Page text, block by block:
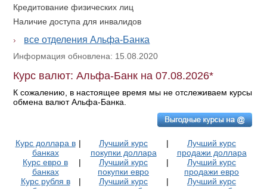
Кредитование физических лиц
Наличие доступа для инвалидов
все отделения Альфа-Банка
Информация обновлена: 15.08.2020
Курс валют: Альфа-Банк на 07.08.2026*
К сожалению, в настоящее время мы не отслеживаем курсы
обмена валют Альфа-Банка.
Курс доллара в
банках
|
Лучший курс
покупки доллара
|
Лучший курс
продажи доллара
Курс евро в
банках
|
Лучший курс
покупки евро
|
Лучший курс
продажи евро
Курс рубля в
|
Лучший курс
|
Лучший курс